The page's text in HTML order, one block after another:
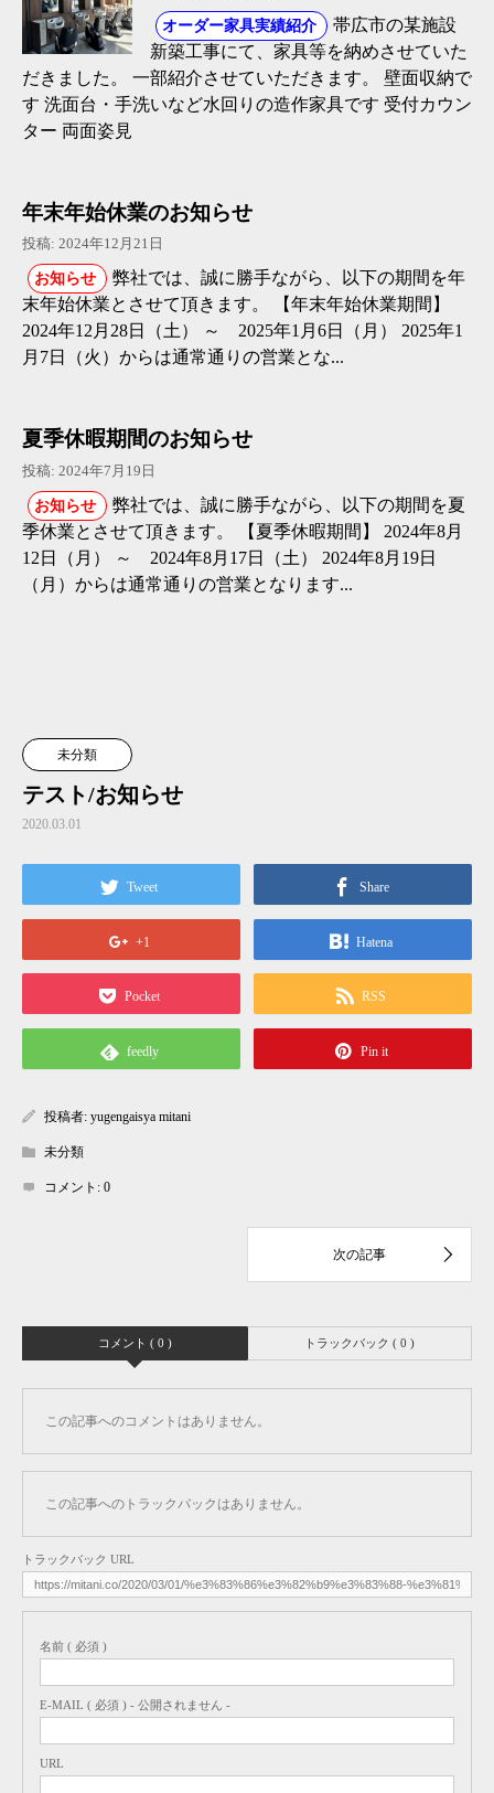
オーダー家具実績紹介
帯広市の某施設
新築工事にて、家具等を納めさせていた
だきました。 一部紹介させていただきます。 壁面収納で
す 洗面台・手洗いなど水回りの造作家具です 受付カウン
ター 両面姿見
年末年始休業のお知らせ
投稿: 2024年12月21日
お知らせ
弊社では、誠に勝手ながら、以下の期間を年
末年始休業とさせて頂きます。 【年末年始休業期間】
2024年12月28日（土） ～ 2025年1月6日（月） 2025年1
月7日（火）からは通常通りの営業とな...
夏季休暇期間のお知らせ
投稿: 2024年7月19日
お知らせ
弊社では、誠に勝手ながら、以下の期間を夏
季休業とさせて頂きます。 【夏季休暇期間】 2024年8月
12日（月） ～ 2024年8月17日（土） 2024年8月19日
（月）からは通常通りの営業となります...
未分類
テスト/お知らせ
2020.03.01
Tweet Share
+1 Hatena
Pocket RSS
feedly Pin it
投稿者: yugengaisya mitani
未分類
コメント: 0
コメント ( 0 ) トラックバック ( 0 )
この記事へのコメントはありません。
この記事へのトラックバックはありません。
トラックバック URL
名前 ( 必須 )
E-MAIL ( 必須 ) - 公開されません -
URL